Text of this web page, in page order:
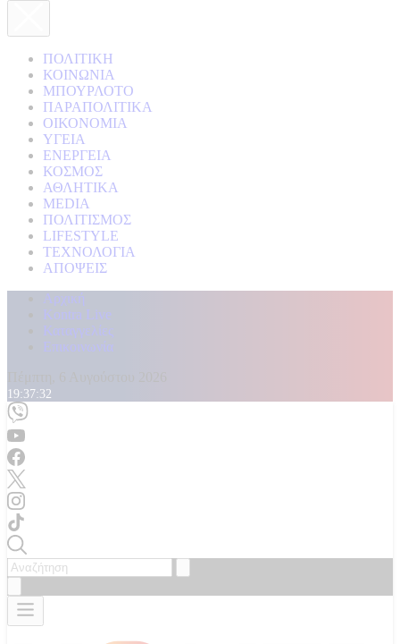
ΠΟΛΙΤΙΚΗ
ΚΟΙΝΩΝΙΑ
ΜΠΟΥΡΛΟΤΟ
ΠΑΡΑΠΟΛΙΤΙΚΑ
ΟΙΚΟΝΟΜΙΑ
ΥΓΕΙΑ
ΕΝΕΡΓΕΙΑ
ΚΟΣΜΟΣ
ΑΘΛΗΤΙΚΑ
MEDIA
ΠΟΛΙΤΙΣΜΟΣ
LIFESTYLE
ΤΕΧΝΟΛΟΓΙΑ
ΑΠΟΨΕΙΣ
Αρχική
Kontra Live
Καταγγελίες
Επικοινωνία
19:37:34